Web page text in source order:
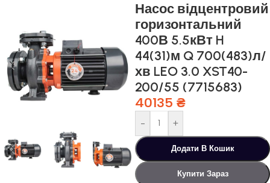
Насос відцентровий
горизонтальний
400В 5.5кВт H
44(31)м Q 700(483)л/
хв LEO 3.0 XST40-
200/55 (7715683)
40135 ₴
- +
Додати В Кошик
Купити Зараз